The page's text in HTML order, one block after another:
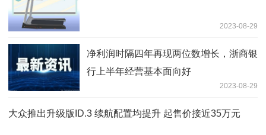
2023-08-29
净利润时隔四年再现两位数增长，浙商银
行上半年经营基本面向好
2023-08-29
大众推出升级版ID.3 续航配置均提升 起售价接近35万元